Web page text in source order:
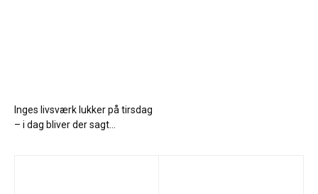
Inges livsværk lukker på tirsdag
– i dag bliver der sagt...